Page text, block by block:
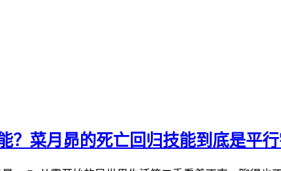
菜月昴的死亡回归技能到底是平行